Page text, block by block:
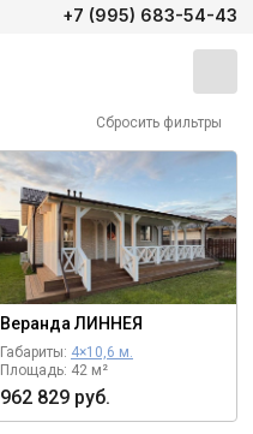
+7 (995) 683-54-43
Сбросить фильтры
Веранда ЛИННЕЯ
Габариты: 4×10,6 м.
Площадь: 42 м²
962 829 руб.